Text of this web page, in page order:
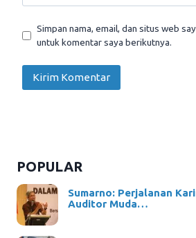
Simpan nama, email, dan situs web
untuk komentar saya berikutnya.
POPULAR
Sumarno: Perjalanan
Auditor Muda…